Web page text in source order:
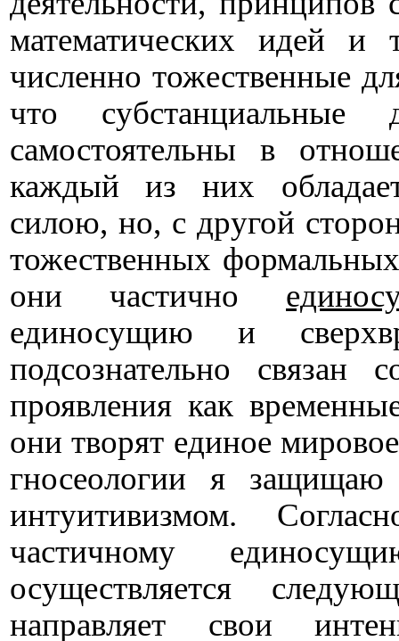
математических идей
численно тожественные
что
самостоятельны в
каждый из них
силою, но, с другой
тожественных
они частично
единосущию и
подсознательно
проявления как
они творят единое
гносеологии я защищаю
интуитивизмом.
частичному
осуществляется
направляет свои